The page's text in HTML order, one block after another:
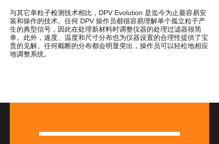
与其它单粒子检测技术相比，DPV Evolution 是迄今为止最容易安
装和操作的技术。任何 DPV 操作员都很容易理解单个孤立粒子产
生的典型信号，因此在处理新材料时调整仪器的处理过滤器很简
单。此外，速度、温度和尺寸分布也为仪器设置的合理性提供了宝
贵的见解。任何截断的分布都会明显突出，操作员可以轻松地相应
地调整系统。